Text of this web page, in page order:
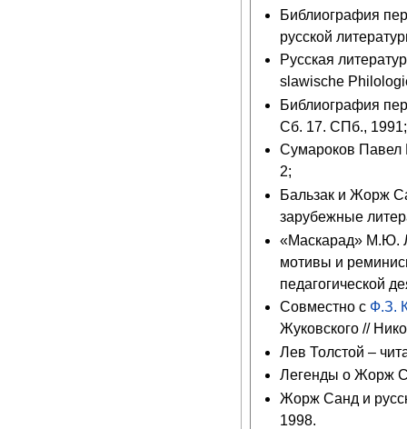
Библиография
русской
Русская
slawische
Библиография
Сб. 17. СПб., 1991;
Сумароков Павел
2;
Бальзак и Жорж
зарубежные
«Маскарад» М.Ю.
мотивы и
педагогической
Совместно с Ф.З.
Жуковского //
Лев Толстой –
Легенды о Жорж
Жорж Санд и
1998.